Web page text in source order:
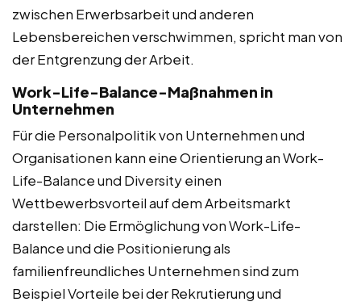
zwischen Erwerbsarbeit und anderen
Lebensbereichen verschwimmen, spricht man von
der Entgrenzung der Arbeit.
Work-Life-Balance-Maßnahmen in
Unternehmen
Für die Personalpolitik von Unternehmen und
Organisationen kann eine Orientierung an Work-
Life-Balance und Diversity einen
Wettbewerbsvorteil auf dem Arbeitsmarkt
darstellen: Die Ermöglichung von Work-Life-
Balance und die Positionierung als
familienfreundliches Unternehmen sind zum
Beispiel Vorteile bei der Rekrutierung und